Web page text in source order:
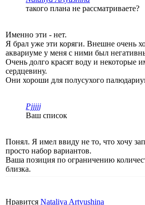
такого плана не рассматриваете?
Именно эти - нет.
Я брал уже эти коряги. Внешне очень
аквариуме у меня с ними был
Очень долго красят воду и некоторые
сердцевину.
Они хороши для полусухого
Pjjjjj
Ваш список
Понял. Я имел ввиду не то, что хочу
просто набор вариантов.
Ваша позиция по ограничению
близка.
Нравится Nataliya Artyushina